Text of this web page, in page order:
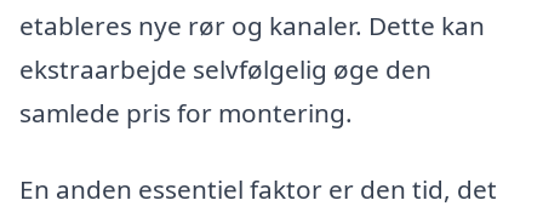
etableres nye rør og kanaler. Dette kan
ekstraarbejde selvfølgelig øge den
samlede pris for montering.
En anden essentiel faktor er den tid, det